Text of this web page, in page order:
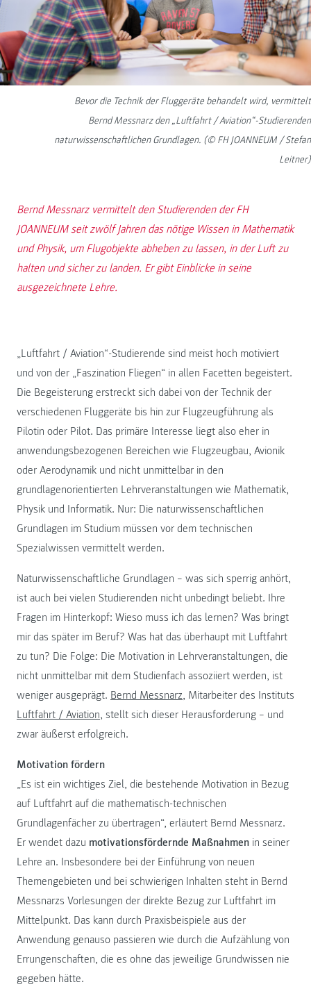
Bevor die Technik der Fluggeräte behandelt wird, vermittelt
Bernd Messnarz den „Luftfahrt / Aviation“-Studierenden
naturwissenschaftlichen Grundlagen. (© FH JOANNEUM / Stefan
Leitner)
Bernd Messnarz vermittelt den Studierenden der FH
JOANNEUM seit zwölf Jahren das nötige Wissen in Mathematik
und Physik, um Flugobjekte abheben zu lassen, in der Luft zu
halten und sicher zu landen. Er gibt Einblicke in seine
ausgezeichnete Lehre.
„Luftfahrt / Aviation“-Studierende sind meist hoch motiviert
und von der „Faszination Fliegen“ in allen Facetten begeistert.
Die Begeisterung erstreckt sich dabei von der Technik der
verschiedenen Fluggeräte bis hin zur Flugzeugführung als
Pilotin oder Pilot. Das primäre Interesse liegt also eher in
anwendungsbezogenen Bereichen wie Flugzeugbau, Avionik
oder Aerodynamik und nicht unmittelbar in den
grundlagenorientierten Lehrveranstaltungen wie Mathematik,
Physik und Informatik. Nur: Die naturwissenschaftlichen
Grundlagen im Studium müssen vor dem technischen
Spezialwissen vermittelt werden.
Naturwissenschaftliche Grundlagen – was sich sperrig anhört,
ist auch bei vielen Studierenden nicht unbedingt beliebt. Ihre
Fragen im Hinterkopf: Wieso muss ich das lernen? Was bringt
mir das später im Beruf? Was hat das überhaupt mit Luftfahrt
zu tun? Die Folge: Die Motivation in Lehrveranstaltungen, die
nicht unmittelbar mit dem Studienfach assoziiert werden, ist
weniger ausgeprägt. Bernd Messnarz, Mitarbeiter des Instituts
Luftfahrt / Aviation, stellt sich dieser Herausforderung – und
zwar äußerst erfolgreich.
Motivation fördern
„Es ist ein wichtiges Ziel, die bestehende Motivation in Bezug
auf Luftfahrt auf die mathematisch-technischen
Grundlagenfächer zu übertragen“, erläutert Bernd Messnarz.
Er wendet dazu motivationsfördernde Maßnahmen in seiner
Lehre an. Insbesondere bei der Einführung von neuen
Themengebieten und bei schwierigen Inhalten steht in Bernd
Messnarzs Vorlesungen der direkte Bezug zur Luftfahrt im
Mittelpunkt. Das kann durch Praxisbeispiele aus der
Anwendung genauso passieren wie durch die Aufzählung von
Errungenschaften, die es ohne das jeweilige Grundwissen nie
gegeben hätte.